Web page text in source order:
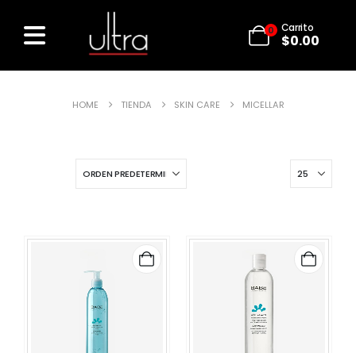
0 Carrito
$0.00
HOME TIENDA SKIN CARE MICELLAR